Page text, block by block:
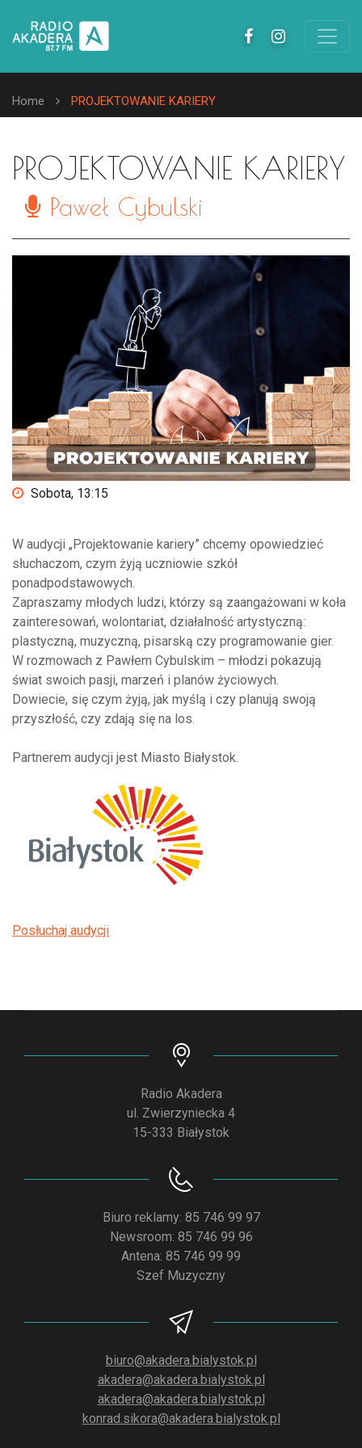
Home PROJEKTOWANIE KARIERY
PROJEKTOWANIE KARIERY
Paweł Cybulski
Sobota, 13:15
W audycji „Projektowanie kariery” chcemy opowiedzieć
słuchaczom, czym żyją uczniowie szkół
ponadpodstawowych.
Zapraszamy młodych ludzi, którzy są zaangażowani w koła
zainteresowań, wolontariat, działalność artystyczną:
plastyczną, muzyczną, pisarską czy programowanie gier.
W rozmowach z Pawłem Cybulskim – młodzi pokazują
świat swoich pasji, marzeń i planów życiowych.
Dowiecie, się czym żyją, jak myślą i czy planują swoją
przyszłość, czy zdają się na los.
Partnerem audycji jest Miasto Białystok.
Posłuchaj audycji
Radio Akadera
ul. Zwierzyniecka 4
15-333 Białystok
Biuro reklamy: 85 746 99 97
Newsroom: 85 746 99 96
Antena: 85 746 99 99
Szef Muzyczny
biuro@akadera.bialystok.pl
akadera@akadera.bialystok.pl
akadera@akadera.bialystok.pl
konrad.sikora@akadera.bialystok.pl